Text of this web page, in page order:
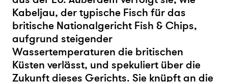
Kabeljau, der typische Fisch für das
britische Nationalgericht Fish & Chips,
aufgrund steigender
Wassertemperaturen die britischen
Küsten verlässt, und spekuliert über die
Zukunft dieses Gerichts. Sie knüpft an die